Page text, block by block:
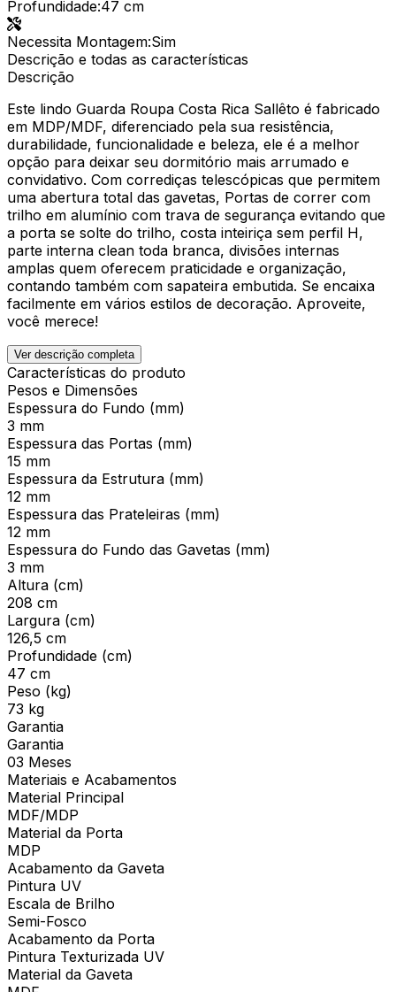
Profundidade:47 cm
Necessita Montagem:Sim
Descrição e todas as características
Descrição
Este lindo Guarda Roupa Costa Rica Sallêto é fabricado
em MDP/MDF, diferenciado pela sua resistência,
durabilidade, funcionalidade e beleza, ele é a melhor
opção para deixar seu dormitório mais arrumado e
convidativo. Com corrediças telescópicas que permitem
uma abertura total das gavetas, Portas de correr com
trilho em alumínio com trava de segurança evitando que
a porta se solte do trilho, costa inteiriça sem perfil H,
parte interna clean toda branca, divisões internas
amplas quem oferecem praticidade e organização,
contando também com sapateira embutida. Se encaixa
facilmente em vários estilos de decoração. Aproveite,
você merece!
Ver descrição completa
Características do produto
Pesos e Dimensões
Espessura do Fundo (mm)
3 mm
Espessura das Portas (mm)
15 mm
Espessura da Estrutura (mm)
12 mm
Espessura das Prateleiras (mm)
12 mm
Espessura do Fundo das Gavetas (mm)
3 mm
Altura (cm)
208 cm
Largura (cm)
126,5 cm
Profundidade (cm)
47 cm
Peso (kg)
73 kg
Garantia
Garantia
03 Meses
Materiais e Acabamentos
Material Principal
MDF/MDP
Material da Porta
MDP
Acabamento da Gaveta
Pintura UV
Escala de Brilho
Semi-Fosco
Acabamento da Porta
Pintura Texturizada UV
Material da Gaveta